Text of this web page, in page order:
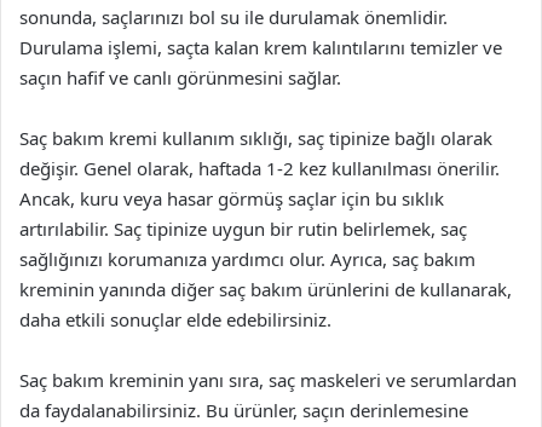
sonunda, saçlarınızı bol su ile durulamak önemlidir.
Durulama işlemi, saçta kalan krem kalıntılarını temizler ve
saçın hafif ve canlı görünmesini sağlar.
Saç bakım kremi kullanım sıklığı, saç tipinize bağlı olarak
değişir. Genel olarak, haftada 1-2 kez kullanılması önerilir.
Ancak, kuru veya hasar görmüş saçlar için bu sıklık
artırılabilir. Saç tipinize uygun bir rutin belirlemek, saç
sağlığınızı korumanıza yardımcı olur. Ayrıca, saç bakım
kreminin yanında diğer saç bakım ürünlerini de kullanarak,
daha etkili sonuçlar elde edebilirsiniz.
Saç bakım kreminin yanı sıra, saç maskeleri ve serumlardan
da faydalanabilirsiniz. Bu ürünler, saçın derinlemesine